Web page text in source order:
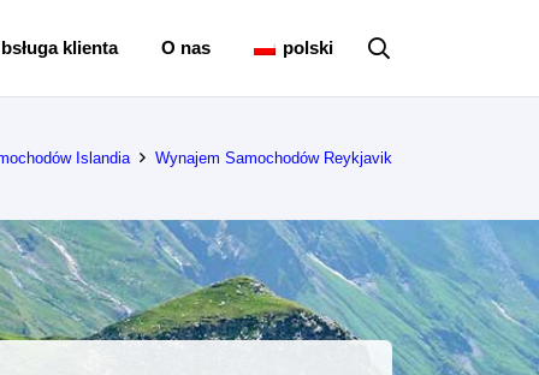
klienta O nas polski
Islandia Wynajem Samochodów Reykjavik